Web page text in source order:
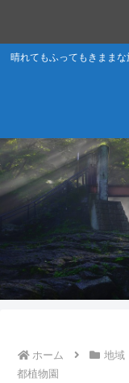
晴れてもふってもきまま
ホーム 地域
都植物園